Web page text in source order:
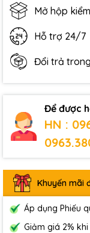
Mở hộp
Hỗ trợ 24/7
Đổi trả
Để được
HN :
Khuyến mãi
Áp dụng Phiếu
Giảm giá 2%